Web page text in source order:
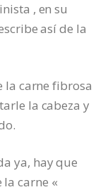
, en su
así de la
la carne fibrosa
la cabeza y
ya, hay que
carne «